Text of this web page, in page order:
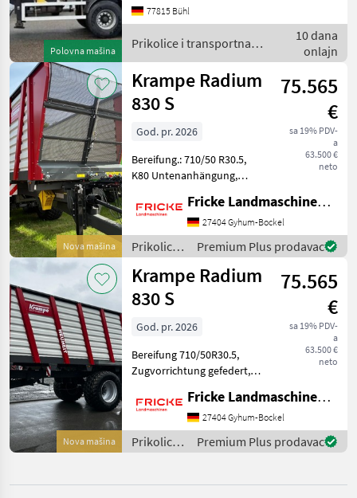
Prikolice I
Transportna
Vozila
Ostale
Prikolice
Krampe
IZABERITE
KATEGORIJU
Krampe
Fliegl
Möslein
Ifor Williams
Krone
Tebbe
Prikaži
sve
(37)
MODEL
Polovna mašina
Nutzlast 24 to - Liftachse -
passen an dolly-Achse -
Dreiachser - Aufbau: Stahl -
77815 Bühl
Prikolice i transportna
vozila / Krampe
10 dana
onlajn
Nova mašina
Krampe Radium
830 S
75.565
€
sa 19% PDV-
a
63.500 €
neto
God. pr. 2026
Bereifung.: 710/50 R30.5,
K80 Untenanhängung,
Druckluftbremse,
Gelenkwelle, hydraulischer
Stützfuß, hydraulische
Anhäckselklappe, hydraulis
Fricke Landmaschinen GmbH
27404 Gyhum-Bockel
Prikolice i
transportna
vozila /
Krampe
Premium Plus prodavac
Nova mašina
Krampe Radium
830 S
75.565
€
sa 19% PDV-
a
63.500 €
neto
God. pr. 2026
Bereifung 710/50R30.5,
Zugvorrichtung gefedert,
Wegeventil, 40km/h,
hydraulisch schwenkbarer
Unterfahrschutz, LED
Beleuchtungsanlage,
Fricke Landmaschinen GmbH
27404 Gyhum-Bockel
Prikolice i
transportna
Krampe
Premium Plus prodavac